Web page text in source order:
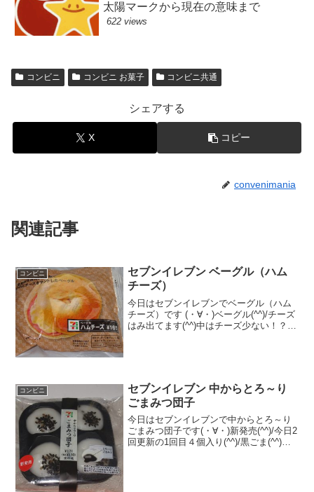
太陽マークから現在の意味まで
622 views
コンビニ コンビニ お菓子 コンビニ共通
シェアする
X コピー
convenimania
関連記事
コンビニ
セブンイレブン ベーグル（ハム
チーズ）
今日はセブンイレブンでベーグル（ハム
チーズ）です (・∀・)ベーグル(^^)/チーズ
はみ出てます(^^)中はチーズ少ない！？
コンビニ
セブンイレブン 中からとろ～り
ごまみつ団子
今日はセブンイレブンで中からとろ～り
ごまみつ団子です(・∀・)新発売(^^)/今日2
回更新の1回目４個入り(^^)/黒ごま(^^)食